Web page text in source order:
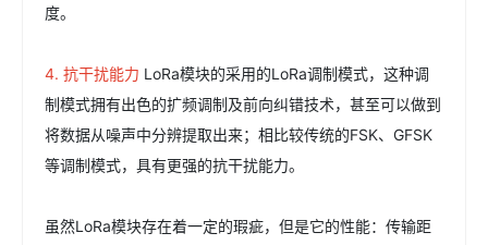
度。
4. 抗干扰能力 LoRa模块的采用的LoRa调制模式，这种调
制模式拥有出色的扩频调制及前向纠错技术，甚至可以做到
将数据从噪声中分辨提取出来；相比较传统的FSK、GFSK
等调制模式，具有更强的抗干扰能力。
虽然LoRa模块存在着一定的瑕疵，但是它的性能：传输距